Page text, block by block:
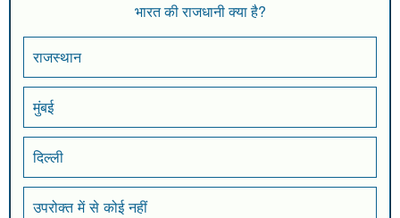
भारत की राजधानी क्या है?
राजस्थान
मुंबई
दिल्ली
उपरोक्त में से कोई नहीं